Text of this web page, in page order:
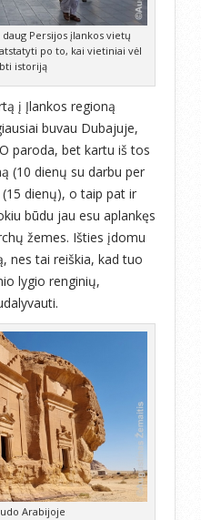
Persijos įlankos vietų
po to, kai vietiniai vėl
istoriją
į Įlankos regioną
buvau Dubajuje,
paroda, bet kartu iš tos
(10 dienų su darbu per
dienų), o taip pat ir
būdu jau esu aplankęs
žemes. Išties įdomu
nes tai reiškia, kad tuo
lygio renginių,
Arabijoje